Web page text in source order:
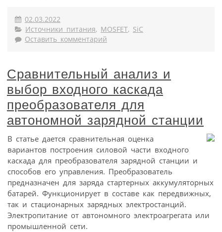
02.03.2022
Источники питания, MOSFET, SiC
Оставить комментарий
Сравнительный анализ и
выбор входного каскада
преобразователя для
автономной зарядной станции
В статье дается сравнительная оценка
вариантов построения силовой части входного
каскада для преобразователя зарядной станции и
способов его управления. Преобразователь
предназначен для заряда стартерных аккумуляторных
батарей. Функционирует в составе как передвижных,
так и стационарных зарядных электростанций.
Электропитание от автономного электроагрегата или
промышленной сети.